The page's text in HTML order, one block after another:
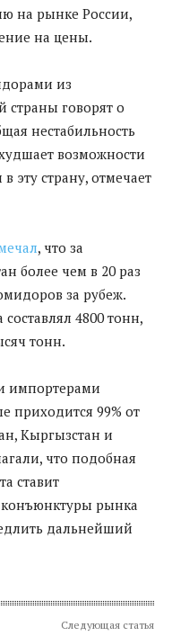
на рынке России,
на цены.
из
страны говорят о
нестабильность
возможности
эту страну, отмечает
, что за
более чем в 20 раз
за рубеж.
4800 тонн,
тонн.
импортерами
приходится 99% от
Кыргызстан и
что подобная
ставит
конъюнктуры рынка
дальнейший
Следующая статья